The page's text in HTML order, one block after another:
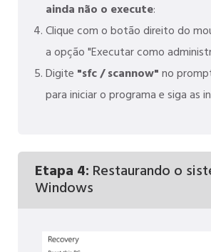
ainda não o execute:
Clique com o botão direito do
a opção "Executar como
Digite "sfc / scannow"no
para iniciar o programa e siga as
Etapa 4: Restaurando o
Windows